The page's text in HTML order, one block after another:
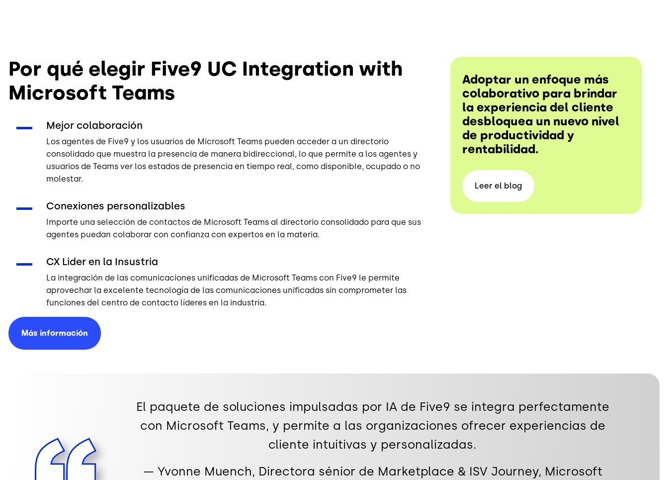
Por qué elegir Five9 UC Integration with
Microsoft Teams
Mejor colaboración
Los agentes de Five9 y los usuarios de Microsoft Teams pueden acceder a un directorio
consolidado que muestra la presencia de manera bidireccional, lo que permite a los agentes y
usuarios de Teams ver los estados de presencia en tiempo real, como disponible, ocupado o no
molestar.
Conexiones personalizables
Importe una selección de contactos de Microsoft Teams al directorio consolidado para que sus
agentes puedan colaborar con confianza con expertos en la materia.
CX Lider en la Insustria
La integración de las comunicaciones unificadas de Microsoft Teams con Five9 le permite
aprovechar la excelente tecnología de las comunicaciones unificadas sin comprometer las
funciones del centro de contacto líderes en la industria.
Más información
Adoptar un enfoque más
colaborativo para brindar
la experiencia del cliente
desbloquea un nuevo nivel
de productividad y
rentabilidad.
Leer el blog
El paquete de soluciones impulsadas por IA de Five9 se integra perfectamente
con Microsoft Teams, y permite a las organizaciones ofrecer experiencias de
cliente intuitivas y personalizadas.
— Yvonne Muench, Directora sénior de Marketplace & ISV Journey, Microsoft